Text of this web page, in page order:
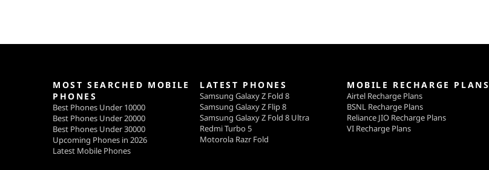
MOST SEARCHED MOBILE
PHONES
Best Phones Under 10000
Best Phones Under 20000
Best Phones Under 30000
Upcoming Phones in 2026
Latest Mobile Phones
LATEST PHONES
Samsung Galaxy Z Fold 8
Samsung Galaxy Z Flip 8
Samsung Galaxy Z Fold 8 Ultra
Redmi Turbo 5
Motorola Razr Fold
MOBILE RECHARGE PLANS
Airtel Recharge Plans
BSNL Recharge Plans
Reliance JIO Recharge Plans
VI Recharge Plans